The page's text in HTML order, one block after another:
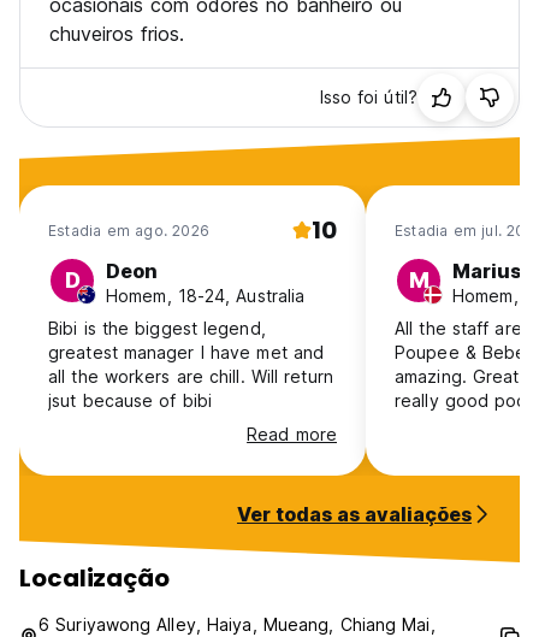
ocasionais com odores no banheiro ou
chuveiros frios.
Isso foi útil?
Estadia em ago. 2026 10
D Deon
Homem, 18-24, Australia
Bibi is the biggest legend,
greatest manager I have met and
all the workers are chill. Will return
jsut because of bibi
Read more
Estadia em jul.
M Marius-
Homem,
All the staff are
Poupee & Bebe
amazing. Great
really good
Ver todas as avaliações
Localização
6 Suriyawong Alley, Haiya, Mueang, Chiang Mai,